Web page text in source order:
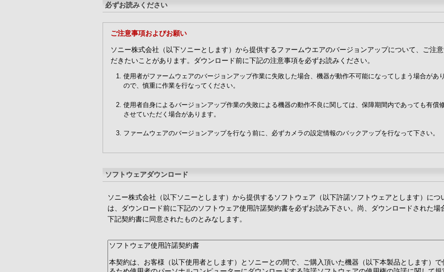
必ずお読みください
ご注意事項およびお願い
ソニー株式会社（以下ソニーとします）から提供するファームウエアのバージョンアップについて、ご注
だきたいことがあります。ダウンロード前に下記の注意事項を必ずお読みください。
使用者がファームウェアのバージョンアップ作業に失敗した場合、機器が動作不可能になってしまう場合があ
ので、慎重に作業を行なってください。
使用者自身によるバージョンアップ作業の失敗による機器の動作不良に関しては、保障期間内であっても有償
させていただく場合があります。
ファームウェアのバージョンアップを行なう前に、必ずカメラの設定情報のバックアップを行なって下さい。
ソフトウェアダウンロード
ソニー株式会社（以下ソニーとします）から提供するソフトウェア（以下許諾ソフトウェアとします）につ
は、ダウンロード前に下記のソフトウェア使用許諾契約書を必ずお読み下さい。尚、ダウンロードされた場
下記契約書に同意されたものとみなします。